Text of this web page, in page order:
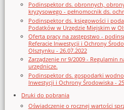
Podinspektor ds. obronnych,
kryzysowego - pełnomocnik ds.
Podinspektor ds. księgowości i
Podatków w Urzędzie Miejskim w
Oferta pracy na zastępstwo -
Referacie Inwestycji i Ochrony
Olsztynku - 26.07.2022
Zarządzenie nr 9/2009 - Regulamin
urzędnicze.
Podinspektor ds. gospodarki
Inwestycji i Ochrony Środowiska -
Druki do pobrania
Oświadczenie o rocznej wartości